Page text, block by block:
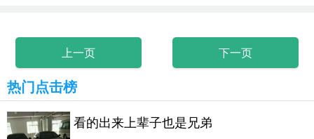
上一页 下一页
热门点击榜
看的出来上辈子也是兄弟